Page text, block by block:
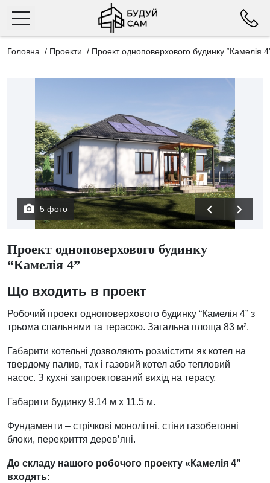
Головна / Проекти / Проект одноповерхового будинку “Камелія
5 фото
Проект одноповерхового будинку
“Камелія 4”
Що входить в проект
Робочий проект одноповерхового будинку “Камелія 4” з
трьома спальнями та терасою. Загальна площа 83 м².
Габарити котельні дозволяють розмістити як котел на
твердому палив, так і газовий котел або тепловий
насос. З кухні запроектований вихід на терасу.
Габарити будинку 9.14 м х 11.5 м.
Фундаменти – стрічкові монолітні, стіни газобетонні
блоки, перекриття дерев’яні.
До складу нашого робочого проекту «Камелія 4”
входять: